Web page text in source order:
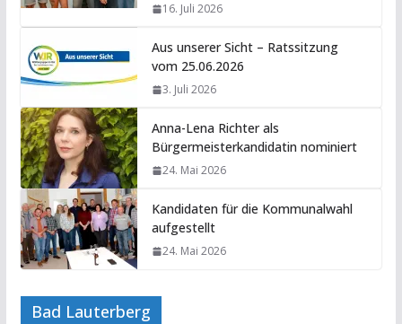
16. Juli 2026
Aus unserer Sicht – Ratssitzung
vom 25.06.2026
3. Juli 2026
Anna-Lena Richter als
Bürgermeisterkandidatin nominiert
24. Mai 2026
Kandidaten für die Kommunalwahl
aufgestellt
24. Mai 2026
Bad Lauterberg